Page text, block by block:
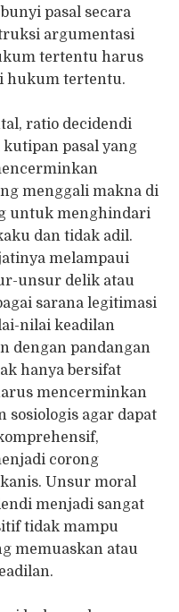
pasal secara
argumentasi
tertentu harus
hukum tertentu.
ratio decidendi
pasal yang
menggali makna di
untuk menghindari
dan tidak adil.
melampaui
unsur delik atau
sarana legitimasi
nilai keadilan
dengan pandangan
hanya bersifat
mencerminkan
sosiologis agar dapat
corong
Unsur moral
menjadi sangat
tidak mampu
memuaskan atau